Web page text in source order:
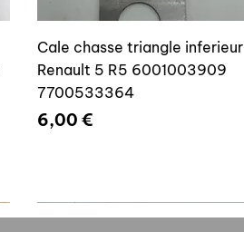
Cale chasse triangle inferieur
Renault 5 R5 6001003909
7700533364
Prix
6,00 €